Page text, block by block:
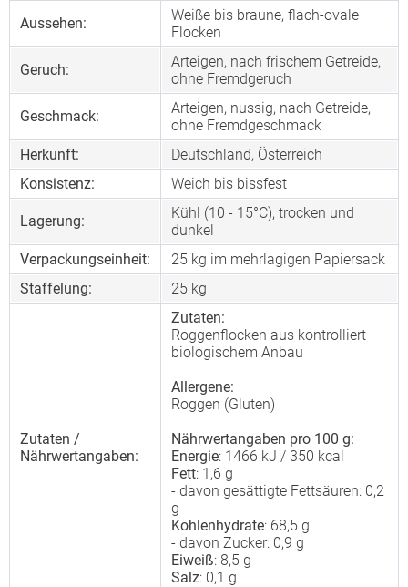
Aussehen:
Weiße bis braune, flach-ovale
Flocken
Geruch:
Arteigen, nach frischem Getreide,
ohne Fremdgeruch
Geschmack:
Arteigen, nussig, nach Getreide,
ohne Fremdgeschmack
Herkunft:
Deutschland, Österreich
Konsistenz:
Weich bis bissfest
Lagerung:
Kühl (10 - 15°C), trocken und
dunkel
Verpackungseinheit:
25 kg im mehrlagigen Papiersack
Staffelung:
25 kg
Zutaten /
Nährwertangaben:
Zutaten:
Roggenflocken aus kontrolliert
biologischem Anbau
Allergene:
Roggen (Gluten)
Nährwertangaben pro 100 g:
Energie: 1466 kJ / 350 kcal
Fett: 1,6 g
- davon gesättigte Fettsäuren: 0,2
g
Kohlenhydrate: 68,5 g
- davon Zucker: 0,9 g
Eiweiß: 8,5 g
Salz: 0,1 g